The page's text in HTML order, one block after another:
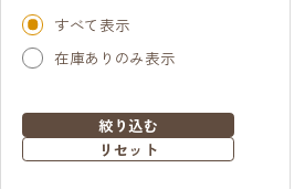
すべて表示
在庫ありのみ表示
絞り込む
リセット